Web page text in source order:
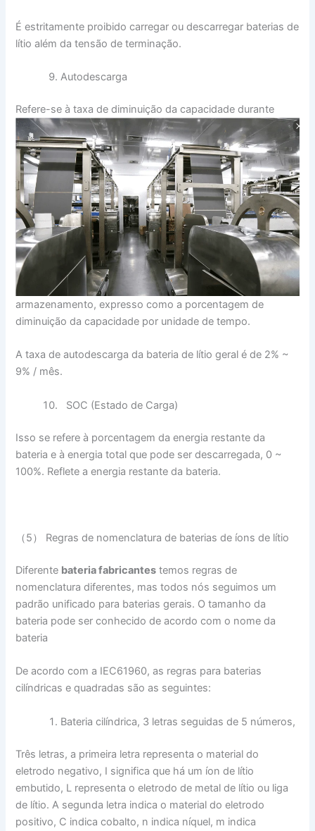
É estritamente proibido carregar ou descarregar baterias de
lítio além da tensão de terminação.
Autodescarga
Refere-se à taxa de diminuição da capacidade durante
armazenamento, expresso como a porcentagem de
diminuição da capacidade por unidade de tempo.
A taxa de autodescarga da bateria de lítio geral é de 2% ~
9% / mês.
SOC (Estado de Carga)
Isso se refere à porcentagem da energia restante da
bateria e à energia total que pode ser descarregada, 0 ~
100%. Reflete a energia restante da bateria.
（5） Regras de nomenclatura de baterias de íons de lítio
Diferente bateriafabricantes temos regras de
nomenclatura diferentes, mas todos nós seguimos um
padrão unificado para baterias gerais. O tamanho da
bateria pode ser conhecido de acordo com o nome da
bateria
De acordo com a IEC61960, as regras para baterias
cilíndricas e quadradas são as seguintes:
Bateria cilíndrica, 3 letras seguidas de 5 números,
Três letras, a primeira letra representa o material do
eletrodo negativo, I significa que há um íon de lítio
embutido, L representa o eletrodo de metal de lítio ou liga
de lítio. A segunda letra indica o material do eletrodo
positivo, C indica cobalto, n indica níquel, m indica